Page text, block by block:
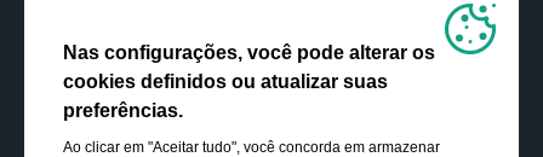
Nas configurações, você pode alterar os
cookies definidos ou atualizar suas
preferências.
Ao clicar em "Aceitar tudo", você concorda em armazenar